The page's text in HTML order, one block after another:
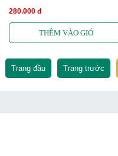
280.000 đ
Trang đầu Trang trước